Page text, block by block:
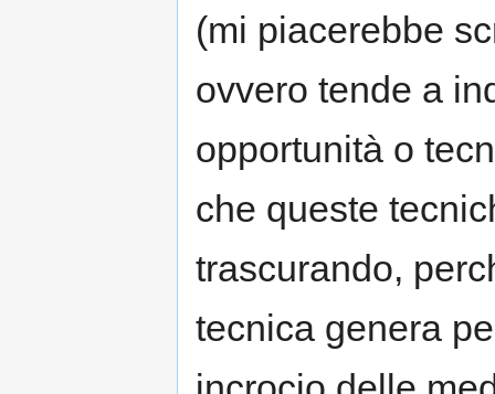
(mi piacerebbe
ovvero tende a
opportunità o
che queste
trascurando,
tecnica genera